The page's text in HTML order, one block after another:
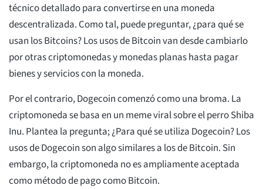
técnico detallado para convertirse en una moneda
descentralizada. Como tal, puede preguntar, ¿para qué se
usan los Bitcoins? Los usos de Bitcoin van desde cambiarlo
por otras criptomonedas y monedas planas hasta pagar
bienes y servicios con la moneda.
Por el contrario, Dogecoin comenzó como una broma. La
criptomoneda se basa en un meme viral sobre el perro Shiba
Inu. Plantea la pregunta; ¿Para qué se utiliza Dogecoin? Los
usos de Dogecoin son algo similares a los de Bitcoin. Sin
embargo, la criptomoneda no es ampliamente aceptada
como método de pago como Bitcoin.